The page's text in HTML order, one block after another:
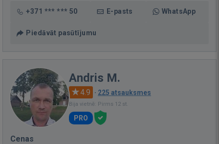
+371 *** *** 50 E-pasts WhatsApp
Piedāvāt pasūtījumu
Andris M.
4.9 · 225 atsauksmes
Bija vietnē: Pirms 12 st.
PRO
Cenas